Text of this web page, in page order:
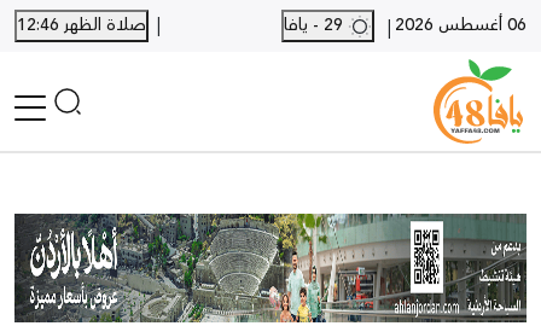
06 أغسطس 2026 |
| صلاة الظهر 12:46
أخبار محلية
أخبار يافا
SHORTS